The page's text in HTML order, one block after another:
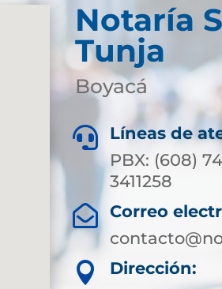
Notaría
Tunja
Boyacá

Líneas de
PBX: (608)
3411258

Correo

Dirección: